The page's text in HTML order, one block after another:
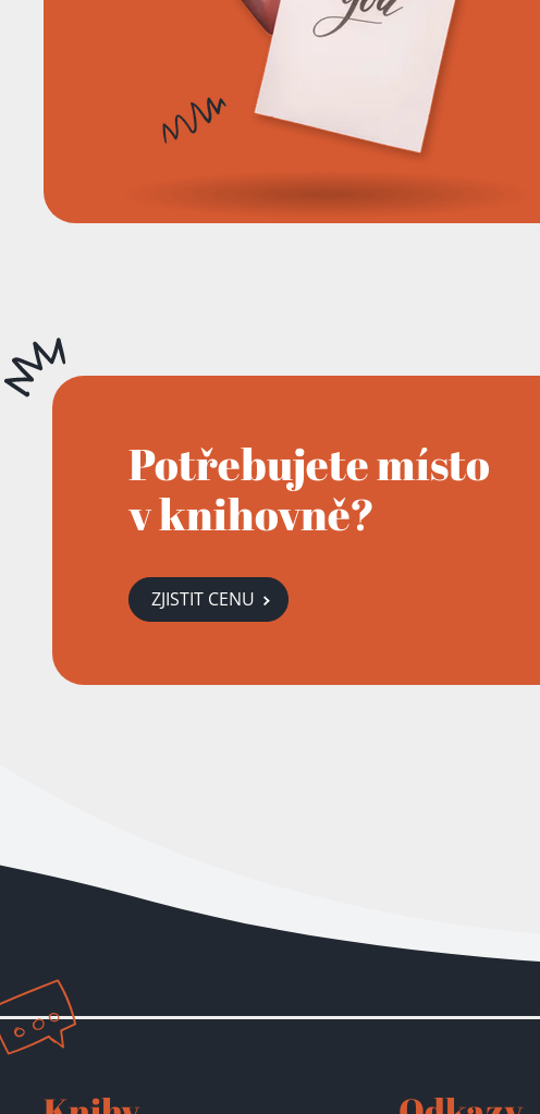
Potřebujete místo
v knihovně?
ZJISTIT CENU